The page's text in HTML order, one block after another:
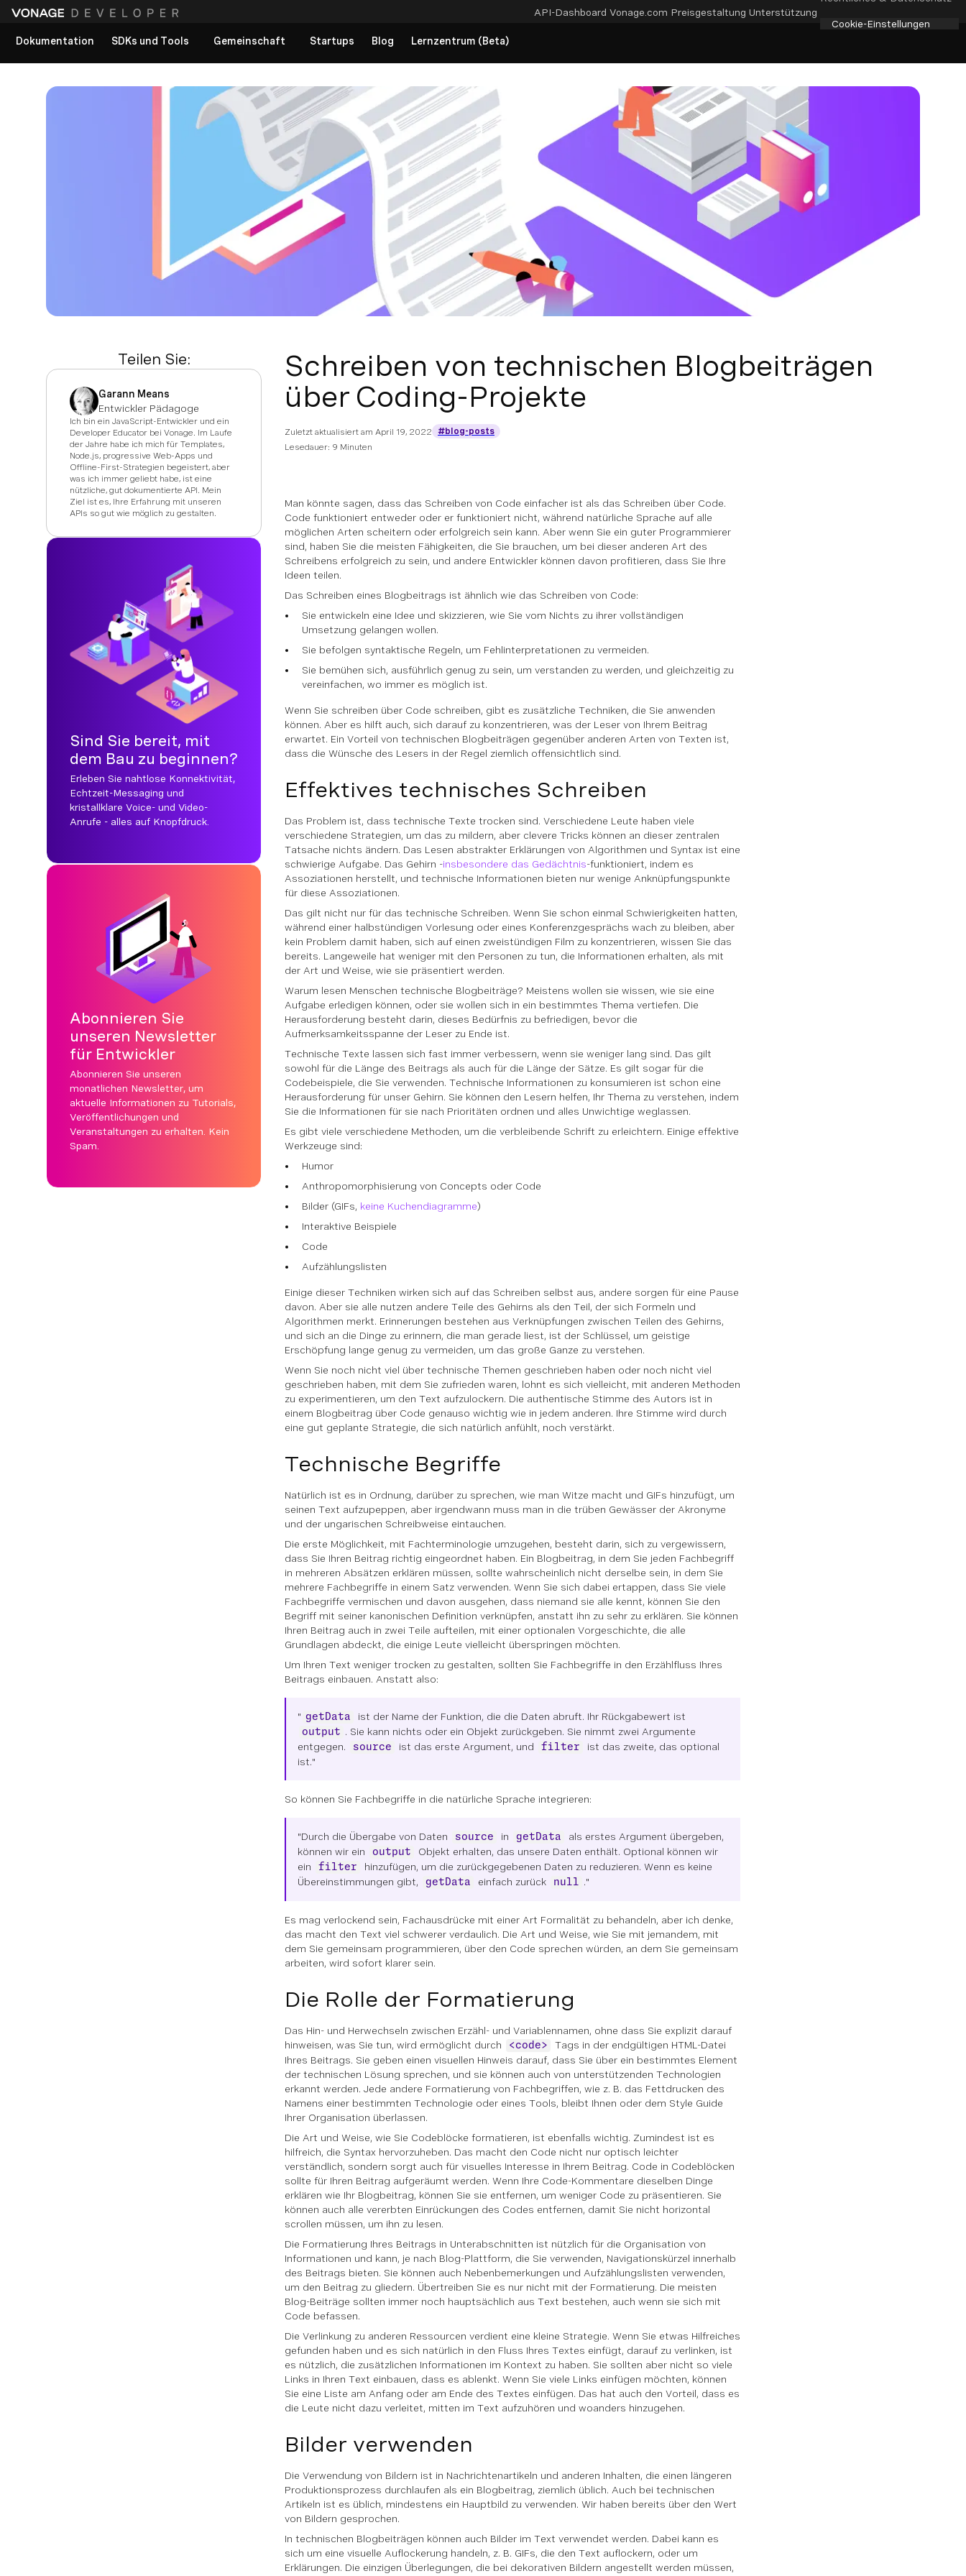
API-Dashboard Vonage.com Preisgestaltung Unterstützung
Cookie-Einstellungen
Dokumentation
SDKs und Tools Gemeinschaft Startups Blog Lernzentrum (Beta)
Teilen Sie:
Garann Means
Entwickler Pädagoge
Ich bin ein JavaScript-Entwickler und ein
Developer Educator bei Vonage. Im Laufe
der Jahre habe ich mich für Templates,
Node.js, progressive Web-Apps und
Offline-First-Strategien begeistert, aber
was ich immer geliebt habe, ist eine
nützliche, gut dokumentierte API. Mein
Ziel ist es, Ihre Erfahrung mit unseren
APIs so gut wie möglich zu gestalten.
Sind Sie bereit, mit
dem Bau zu beginnen?
Erleben Sie nahtlose Konnektivität,
Echtzeit-Messaging und
kristallklare Voice- und Video-
Anrufe - alles auf Knopfdruck.
Abonnieren Sie
unseren Newsletter
für Entwickler
Abonnieren Sie unseren
monatlichen Newsletter, um
aktuelle Informationen zu Tutorials,
Veröffentlichungen und
Veranstaltungen zu erhalten. Kein
Spam.
Schreiben von technischen Blogbeiträgen
über Coding-Projekte
Zuletzt aktualisiert am April 19, 2022
#blog-posts
Lesedauer: 9 Minuten
Man könnte sagen, dass das Schreiben von Code einfacher ist als das Schreiben über Code.
Code funktioniert entweder oder er funktioniert nicht, während natürliche Sprache auf alle
möglichen Arten scheitern oder erfolgreich sein kann. Aber wenn Sie ein guter Programmierer
sind, haben Sie die meisten Fähigkeiten, die Sie brauchen, um bei dieser anderen Art des
Schreibens erfolgreich zu sein, und andere Entwickler können davon profitieren, dass Sie Ihre
Ideen teilen.
Das Schreiben eines Blogbeitrags ist ähnlich wie das Schreiben von Code:
Sie entwickeln eine Idee und skizzieren, wie Sie vom Nichts zu ihrer vollständigen
Umsetzung gelangen wollen.
Sie befolgen syntaktische Regeln, um Fehlinterpretationen zu vermeiden.
Sie bemühen sich, ausführlich genug zu sein, um verstanden zu werden, und gleichzeitig zu
vereinfachen, wo immer es möglich ist.
Wenn Sie schreiben über Code schreiben, gibt es zusätzliche Techniken, die Sie anwenden
können. Aber es hilft auch, sich darauf zu konzentrieren, was der Leser von Ihrem Beitrag
erwartet. Ein Vorteil von technischen Blogbeiträgen gegenüber anderen Arten von Texten ist,
dass die Wünsche des Lesers in der Regel ziemlich offensichtlich sind.
Effektives technisches Schreiben
Das Problem ist, dass technische Texte trocken sind. Verschiedene Leute haben viele
verschiedene Strategien, um das zu mildern, aber clevere Tricks können an dieser zentralen
Tatsache nichts ändern. Das Lesen abstrakter Erklärungen von Algorithmen und Syntax ist eine
schwierige Aufgabe. Das Gehirn -insbesondere das Gedächtnis-funktioniert, indem es
Assoziationen herstellt, und technische Informationen bieten nur wenige Anknüpfungspunkte
für diese Assoziationen.
Das gilt nicht nur für das technische Schreiben. Wenn Sie schon einmal Schwierigkeiten hatten,
während einer halbstündigen Vorlesung oder eines Konferenzgesprächs wach zu bleiben, aber
kein Problem damit haben, sich auf einen zweistündigen Film zu konzentrieren, wissen Sie das
bereits. Langeweile hat weniger mit den Personen zu tun, die Informationen erhalten, als mit
der Art und Weise, wie sie präsentiert werden.
Warum lesen Menschen technische Blogbeiträge? Meistens wollen sie wissen, wie sie eine
Aufgabe erledigen können, oder sie wollen sich in ein bestimmtes Thema vertiefen. Die
Herausforderung besteht darin, dieses Bedürfnis zu befriedigen, bevor die
Aufmerksamkeitsspanne der Leser zu Ende ist.
Technische Texte lassen sich fast immer verbessern, wenn sie weniger lang sind. Das gilt
sowohl für die Länge des Beitrags als auch für die Länge der Sätze. Es gilt sogar für die
Codebeispiele, die Sie verwenden. Technische Informationen zu konsumieren ist schon eine
Herausforderung für unser Gehirn. Sie können den Lesern helfen, Ihr Thema zu verstehen, indem
Sie die Informationen für sie nach Prioritäten ordnen und alles Unwichtige weglassen.
Es gibt viele verschiedene Methoden, um die verbleibende Schrift zu erleichtern. Einige effektive
Werkzeuge sind:
Humor
Anthropomorphisierung von Concepts oder Code
Bilder (GIFs, keine Kuchendiagramme)
Interaktive Beispiele
Code
Aufzählungslisten
Einige dieser Techniken wirken sich auf das Schreiben selbst aus, andere sorgen für eine Pause
davon. Aber sie alle nutzen andere Teile des Gehirns als den Teil, der sich Formeln und
Algorithmen merkt. Erinnerungen bestehen aus Verknüpfungen zwischen Teilen des Gehirns,
und sich an die Dinge zu erinnern, die man gerade liest, ist der Schlüssel, um geistige
Erschöpfung lange genug zu vermeiden, um das große Ganze zu verstehen.
Wenn Sie noch nicht viel über technische Themen geschrieben haben oder noch nicht viel
geschrieben haben, mit dem Sie zufrieden waren, lohnt es sich vielleicht, mit anderen Methoden
zu experimentieren, um den Text aufzulockern. Die authentische Stimme des Autors ist in
einem Blogbeitrag über Code genauso wichtig wie in jedem anderen. Ihre Stimme wird durch
eine gut geplante Strategie, die sich natürlich anfühlt, noch verstärkt.
Technische Begriffe
Natürlich ist es in Ordnung, darüber zu sprechen, wie man Witze macht und GIFs hinzufügt, um
seinen Text aufzupeppen, aber irgendwann muss man in die trüben Gewässer der Akronyme
und der ungarischen Schreibweise eintauchen.
Die erste Möglichkeit, mit Fachterminologie umzugehen, besteht darin, sich zu vergewissern,
dass Sie Ihren Beitrag richtig eingeordnet haben. Ein Blogbeitrag, in dem Sie jeden Fachbegriff
in mehreren Absätzen erklären müssen, sollte wahrscheinlich nicht derselbe sein, in dem Sie
mehrere Fachbegriffe in einem Satz verwenden. Wenn Sie sich dabei ertappen, dass Sie viele
Fachbegriffe vermischen und davon ausgehen, dass niemand sie alle kennt, können Sie den
Begriff mit seiner kanonischen Definition verknüpfen, anstatt ihn zu sehr zu erklären. Sie können
Ihren Beitrag auch in zwei Teile aufteilen, mit einer optionalen Vorgeschichte, die alle
Grundlagen abdeckt, die einige Leute vielleicht überspringen möchten.
Um Ihren Text weniger trocken zu gestalten, sollten Sie Fachbegriffe in den Erzählfluss Ihres
Beitrags einbauen. Anstatt also:
" getData ist der Name der Funktion, die die Daten abruft. Ihr Rückgabewert ist
output . Sie kann nichts oder ein Objekt zurückgeben. Sie nimmt zwei Argumente
entgegen.
source ist das erste Argument, und filter
ist das zweite, das optional
ist."
So können Sie Fachbegriffe in die natürliche Sprache integrieren:
"Durch die Übergabe von Daten source in getData
als erstes Argument übergeben,
können wir ein
output
Objekt erhalten, das unsere Daten enthält. Optional können wir
ein
filter
hinzufügen, um die zurückgegebenen Daten zu reduzieren. Wenn es keine
Übereinstimmungen gibt,
getData einfach zurück null ."
Es mag verlockend sein, Fachausdrücke mit einer Art Formalität zu behandeln, aber ich denke,
das macht den Text viel schwerer verdaulich. Die Art und Weise, wie Sie mit jemandem, mit
dem Sie gemeinsam programmieren, über den Code sprechen würden, an dem Sie gemeinsam
arbeiten, wird sofort klarer sein.
Die Rolle der Formatierung
Das Hin- und Herwechseln zwischen Erzähl- und Variablennamen, ohne dass Sie explizit darauf
hinweisen, was Sie tun, wird ermöglicht durch
<code>
Tags in der endgültigen HTML-Datei
Ihres Beitrags. Sie geben einen visuellen Hinweis darauf, dass Sie über ein bestimmtes Element
der technischen Lösung sprechen, und sie können auch von unterstützenden Technologien
erkannt werden. Jede andere Formatierung von Fachbegriffen, wie z. B. das Fettdrucken des
Namens einer bestimmten Technologie oder eines Tools, bleibt Ihnen oder dem Style Guide
Ihrer Organisation überlassen.
Die Art und Weise, wie Sie Codeblöcke formatieren, ist ebenfalls wichtig. Zumindest ist es
hilfreich, die Syntax hervorzuheben. Das macht den Code nicht nur optisch leichter
verständlich, sondern sorgt auch für visuelles Interesse in Ihrem Beitrag. Code in Codeblöcken
sollte für Ihren Beitrag aufgeräumt werden. Wenn Ihre Code-Kommentare dieselben Dinge
erklären wie Ihr Blogbeitrag, können Sie sie entfernen, um weniger Code zu präsentieren. Sie
können auch alle vererbten Einrückungen des Codes entfernen, damit Sie nicht horizontal
scrollen müssen, um ihn zu lesen.
Die Formatierung Ihres Beitrags in Unterabschnitten ist nützlich für die Organisation von
Informationen und kann, je nach Blog-Plattform, die Sie verwenden, Navigationskürzel innerhalb
des Beitrags bieten. Sie können auch Nebenbemerkungen und Aufzählungslisten verwenden,
um den Beitrag zu gliedern. Übertreiben Sie es nur nicht mit der Formatierung. Die meisten
Blog-Beiträge sollten immer noch hauptsächlich aus Text bestehen, auch wenn sie sich mit
Code befassen.
Die Verlinkung zu anderen Ressourcen verdient eine kleine Strategie. Wenn Sie etwas Hilfreiches
gefunden haben und es sich natürlich in den Fluss Ihres Textes einfügt, darauf zu verlinken, ist
es nützlich, die zusätzlichen Informationen im Kontext zu haben. Sie sollten aber nicht so viele
Links in Ihren Text einbauen, dass es ablenkt. Wenn Sie viele Links einfügen möchten, können
Sie eine Liste am Anfang oder am Ende des Textes einfügen. Das hat auch den Vorteil, dass es
die Leute nicht dazu verleitet, mitten im Text aufzuhören und woanders hinzugehen.
Bilder verwenden
Die Verwendung von Bildern ist in Nachrichtenartikeln und anderen Inhalten, die einen längeren
Produktionsprozess durchlaufen als ein Blogbeitrag, ziemlich üblich. Auch bei technischen
Artikeln ist es üblich, mindestens ein Hauptbild zu verwenden. Wir haben bereits über den Wert
von Bildern gesprochen.
In technischen Blogbeiträgen können auch Bilder im Text verwendet werden. Dabei kann es
sich um eine visuelle Auflockerung handeln, z. B. GIFs, die den Text auflockern, oder um
Erklärungen. Die einzigen Überlegungen, die bei dekorativen Bildern angestellt werden müssen,